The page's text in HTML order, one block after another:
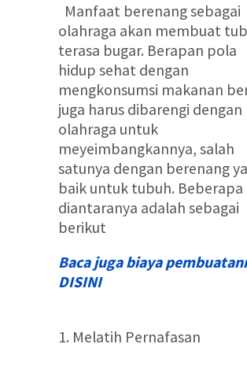
Manfaat berenang sebagai
olahraga akan membuat
terasa bugar. Berapan pola
hidup sehat dengan
mengkonsumsi makanan
juga harus dibarengi dengan
olahraga untuk
meyeimbangkannya, salah
satunya dengan berenang
baik untuk tubuh. Beberapa
diantaranya adalah sebagai
berikut
Baca juga biaya
DISINI
1. Melatih Pernafasan